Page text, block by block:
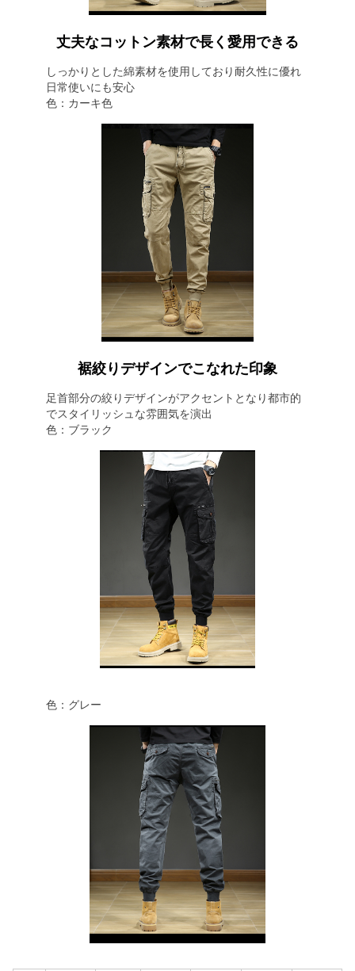
丈夫なコットン素材で長く愛用できる
しっかりとした綿素材を使用しており耐久性に優れ
日常使いにも安心
色：カーキ色
裾絞りデザインでこなれた印象
足首部分の絞りデザインがアクセントとなり都市的
でスタイリッシュな雰囲気を演出
色：ブラック
色：グレー